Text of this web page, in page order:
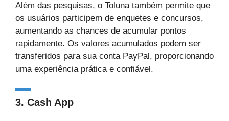
Além das pesquisas, o Toluna também permite que
os usuários participem de enquetes e concursos,
aumentando as chances de acumular pontos
rapidamente. Os valores acumulados podem ser
transferidos para sua conta PayPal, proporcionando
uma experiência prática e confiável.
3. Cash App